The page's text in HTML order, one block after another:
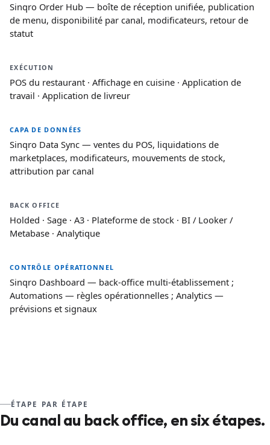
Sinqro Order Hub — boîte de réception unifiée, publication
de menu, disponibilité par canal, modificateurs, retour de
statut
EXÉCUTION
POS du restaurant · Affichage en cuisine · Application de
travail · Application de livreur
CAPA DE DONNÉES
Sinqro Data Sync — ventes du POS, liquidations de
marketplaces, modificateurs, mouvements de stock,
attribution par canal
BACK OFFICE
Holded · Sage · A3 · Plateforme de stock · BI / Looker /
Metabase · Analytique
CONTRÔLE OPÉRATIONNEL
Sinqro Dashboard — back-office multi-établissement ;
Automations — règles opérationnelles ; Analytics —
prévisions et signaux
ÉTAPE PAR ÉTAPE
Du canal au back office, en six étapes.